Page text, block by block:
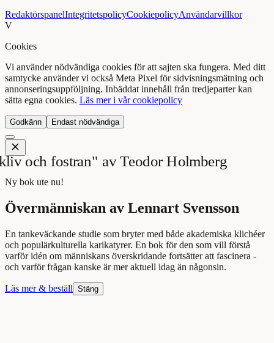
RedaktörspanelIntegritetspolicyCookiepolicyAnvändarvillkor
V
Cookies
Vi använder nödvändiga cookies för att sajten ska fungera. Med ditt
samtycke använder vi också Meta Pixel för sidvisningsmätning och
annonseringsuppföljning. Inbäddat innehåll från tredjeparter kan
sätta egna cookies. Läs mer i vår cookiepolicy
Godkänn Endast nödvändiga
Ny bok ute nu!
Övermänniskan av Lennart Svensson
En tankeväckande studie som bryter med både akademiska klichéer
och populärkulturella karikatyrer. En bok för den som vill förstå
varför idén om människans överskridande fortsätter att fascinera -
och varför frågan kanske är mer aktuell idag än någonsin.
Läs mer & beställ Stäng